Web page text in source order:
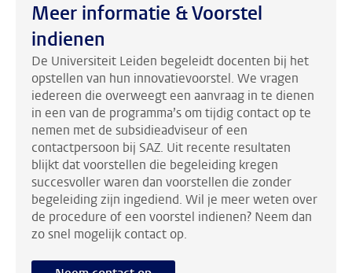
Meer informatie & Voorstel
indienen
De Universiteit Leiden begeleidt docenten bij het
opstellen van hun innovatievoorstel. We vragen
iedereen die overweegt een aanvraag in te dienen
in een van de programma’s om tijdig contact op te
nemen met de subsidieadviseur of een
contactpersoon bij SAZ. Uit recente resultaten
blijkt dat voorstellen die begeleiding kregen
succesvoller waren dan voorstellen die zonder
begeleiding zijn ingediend. Wil je meer weten over
de procedure of een voorstel indienen? Neem dan
zo snel mogelijk contact op.